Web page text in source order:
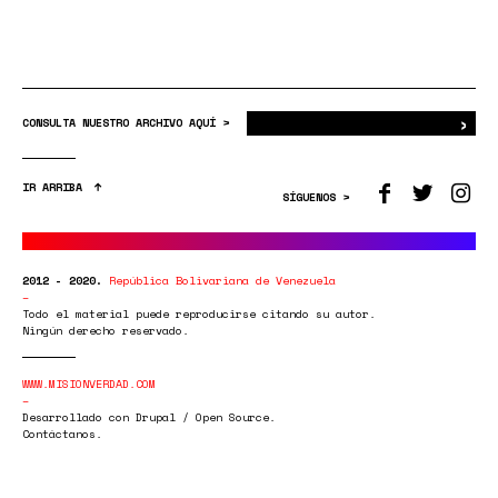
CONSULTA NUESTRO ARCHIVO AQUÍ > ›
IR ARRIBA
SÍGUENOS >
2012 - 2020. República Bolivariana de Venezuela
Todo el material puede reproducirse citando su autor.
Ningún derecho reservado.
WWW.MISIONVERDAD.COM
Desarrollado con Drupal / Open Source.
Contáctanos.